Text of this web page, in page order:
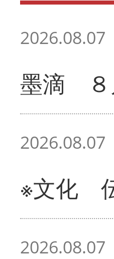
2026.08.07
墨滴 ８
2026.08.07
※文化
2026.08.07